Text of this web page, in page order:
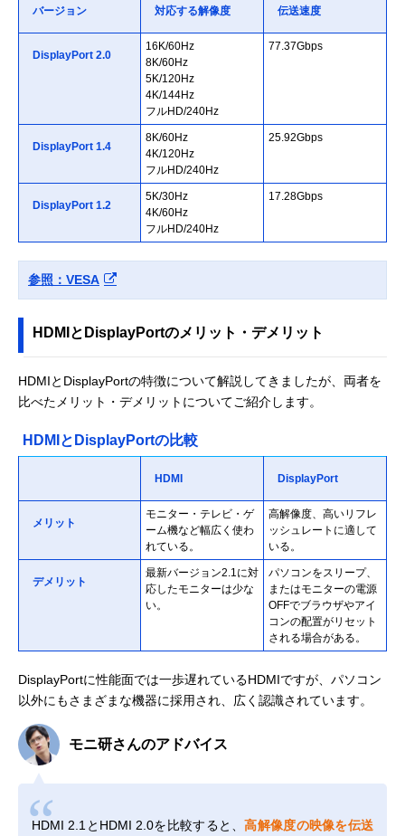
バージョン 対応する解像度 伝送速度
DisplayPort 2.0
16K/60Hz
8K/60Hz
5K/120Hz
4K/144Hz
フルHD/240Hz
77.37Gbps
DisplayPort 1.4
8K/60Hz
4K/120Hz
フルHD/240Hz
25.92Gbps
DisplayPort 1.2
5K/30Hz
4K/60Hz
フルHD/240Hz
17.28Gbps
参照：VESA
HDMIとDisplayPortのメリット・デメリット
HDMIとDisplayPortの特徴について解説してきましたが、両者を
比べたメリット・デメリットについてご紹介します。
HDMIとDisplayPortの比較
HDMI DisplayPort
メリット
モニター・テレビ・ゲ
ーム機など幅広く使わ
れている。
高解像度、高いリフレ
ッシュレートに適して
いる。
デメリット
最新バージョン2.1に対
応したモニターは少な
い。
パソコンをスリープ、
またはモニターの電源
OFFでブラウザやアイ
コンの配置がリセット
される場合がある。
DisplayPortに性能面では一歩遅れているHDMIですが、パソコン
以外にもさまざまな機器に採用され、広く認識されています。
モニ研さんのアドバイス
HDMI 2.1とHDMI 2.0を比較すると、高解像度の映像を伝送